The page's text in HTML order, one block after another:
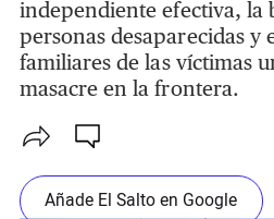
independiente efectiva, la
personas desaparecidas y
familiares de las víctimas
masacre en la frontera.
Añade El Salto en Google